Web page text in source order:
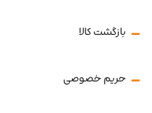
بازگشت کالا
حریم خصوصی